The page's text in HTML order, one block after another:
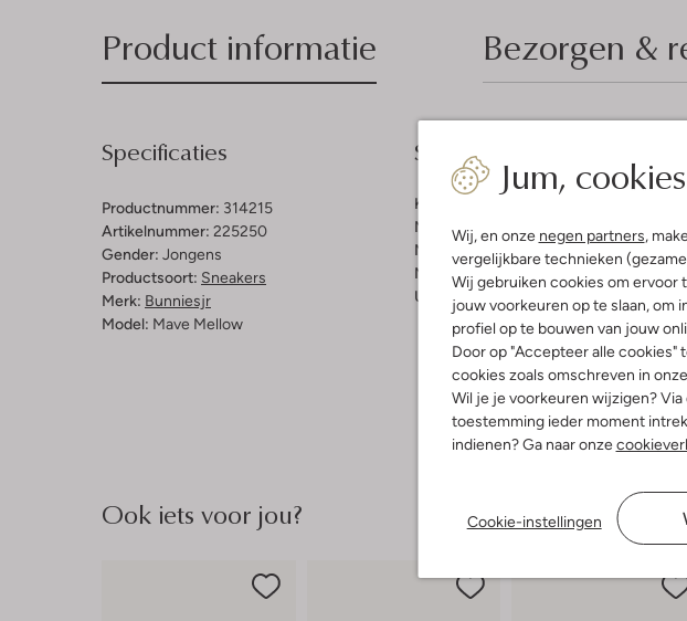
Jum,
Wij, en onze negen partners,
vergelijkbare technieken
Wij gebruiken cookies om ervoor
jouw voorkeuren op te slaan, om
profiel op te bouwen van jouw
Door op "Accepteer alle cookies"
cookies zoals omschreven in onze
Wil je je voorkeuren wijzigen?
toestemming ieder moment
indienen? Ga naar onze
Cookie-instellingen
Product informatie Bezorgen &
Specificaties
Productnummer: 314215
Artikelnummer: 225250
Gender: Jongens
Productsoort: Sneakers
Merk: Bunniesjr
Model: Mave Mellow
Samenstelling & Pasvorm
Kleur:
Materiaal buitenkant:
Materiaal binnenkant: Leatherlook
Materiaal zool:
Rubber
Uitneembaar voetbed:
Ook iets voor jou?